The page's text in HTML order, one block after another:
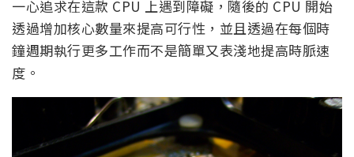
一心追求在這款 CPU 上遇到障礙，隨後的 CPU 開始
透過增加核心數量來提高可行性，並且透過在每個時
鐘週期執行更多工作而不是簡單又表淺地提高時脈速
度。